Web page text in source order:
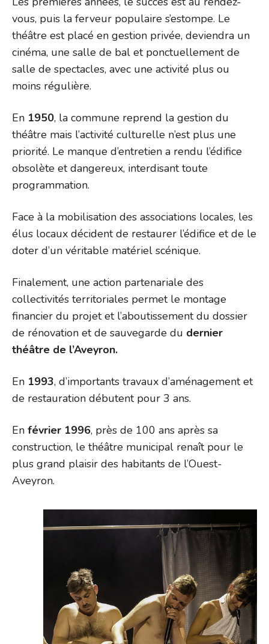
vous, puis la ferveur populaire s’estompe. Le
théâtre est placé en gestion privée, deviendra un
cinéma, une salle de bal et ponctuellement de
salle de spectacles, avec une activité plus ou
moins régulière.
En 1950, la commune reprend la gestion du
théâtre mais l’activité culturelle n’est plus une
priorité. Le manque d’entretien a rendu l’édifice
obsolète et dangereux, interdisant toute
programmation.
Face à la mobilisation des associations locales, les
élus locaux décident de restaurer l’édifice et de le
doter d’un véritable matériel scénique.
Finalement, une action partenariale des
collectivités territoriales permet le montage
financier du projet et l’aboutissement du dossier
de rénovation et de sauvegarde du dernier
théâtre de l’Aveyron.
En 1993, d’importants travaux d’aménagement et
de restauration débutent pour 3 ans.
En février 1996, près de 100 ans après sa
construction, le théâtre municipal renaît pour le
plus grand plaisir des habitants de l’Ouest-
Aveyron.